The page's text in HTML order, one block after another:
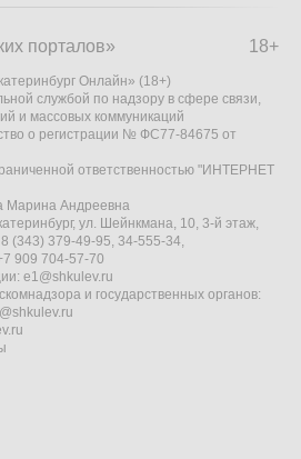
18+
порталов»
Онлайн» (18+)
службой по надзору в сфере связи,
и массовых коммуникаций
о регистрации № ФС77-84675 от
ответственностью "ИНТЕРНЕТ
Марина Андреевна
ул. Шейнкмана, 10, 3-й этаж,
(343) 379-49-95, 34-555-34,
909 704-57-70
e1@shkulev.ru
и государственных органов: